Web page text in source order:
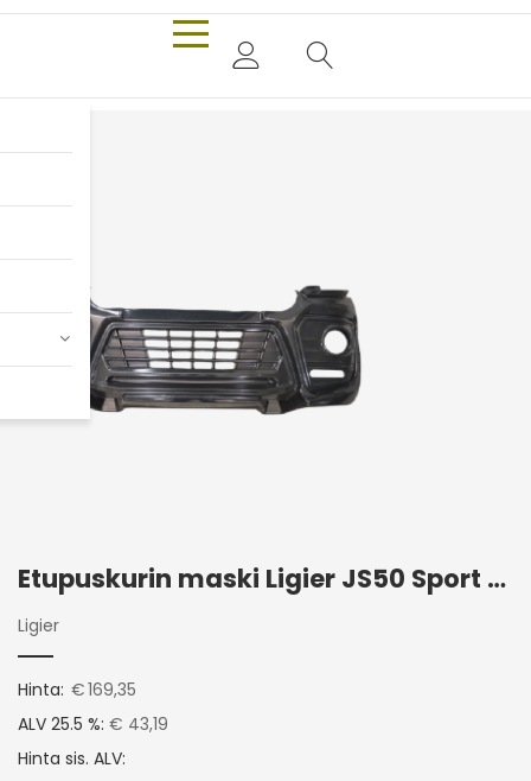
Etupuskurin maski Ligier JS50 Sport 2017+
Ligier
Hinta: €169,35
ALV 25.5 %: € 43,19
Hinta sis. ALV: